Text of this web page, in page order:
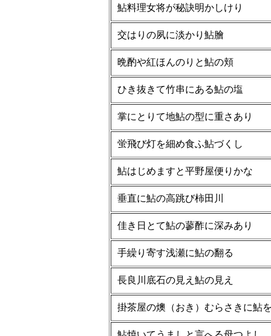
鮎料理女将が秘訣明かしけり
交はりの夙に淡かり鮎膾
晩酌や紅ほんのりと鮎の頬
ひき抜きて竹串にある鮎の塩
掌にとりて地鮎の型に重さあり
蛍飛び灯を細め食ふ鮎づくし
鮎はじめますと平野屋便りかな
垂直に鮎の高跳び柿田川
佳き日とて鮎の蓼酢に深みあり
手繰り寄す浅瀬に鮎の翻る
長良川底石の見え鮎の見え
掛茶屋の燠（おき）むらさきに鮎